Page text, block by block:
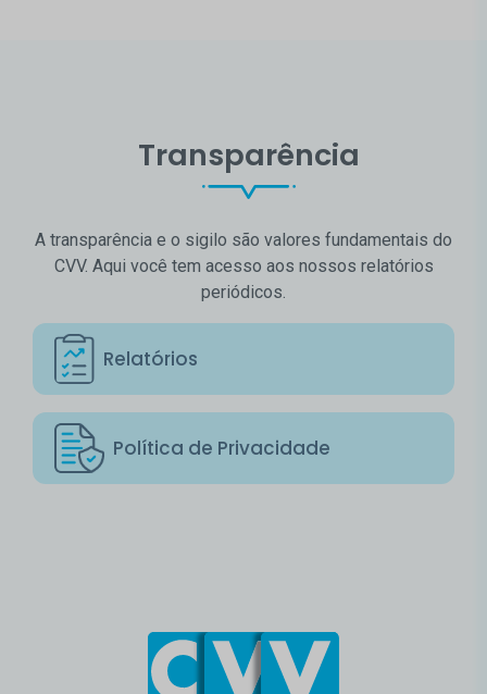
Transparência
A transparência e o sigilo são valores fundamentais do
CVV. Aqui você tem acesso aos nossos relatórios
periódicos.
Relatórios
Política de Privacidade